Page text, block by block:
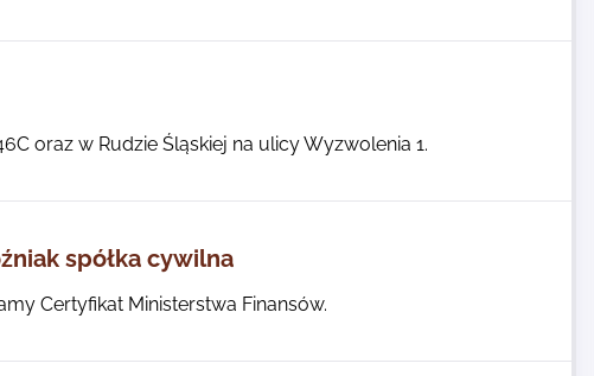
oraz w Rudzie Śląskiej na ulicy Wyzwolenia 1.
spółka cywilna
Certyfikat Ministerstwa Finansów.